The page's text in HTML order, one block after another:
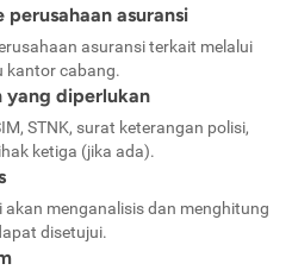
perusahaan asuransi
asuransi terkait melalui
kantor cabang.
yang diperlukan
STNK, surat keterangan polisi,
ketiga (jika ada).
akan menganalisis dan menghitung
disetujui.